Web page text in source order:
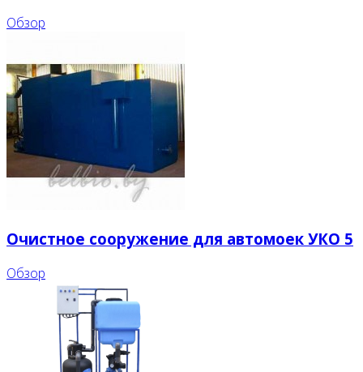
Обзор
Очистное сооружение для автомоек УКО 5
Обзор